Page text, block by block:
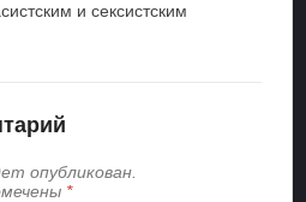
и сексистским
опубликован.
*